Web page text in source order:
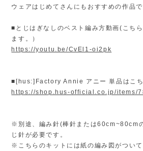
ウェアはじめてさんにもおすすめの作品で
■とじはぎなしのベスト編み方動画(こち
ます。）
https://youtu.be/CvEl1-oi2pk
■[hus:]Factory Annie アニー 単品はこち
https://shop.hus-official.co.jp/items/
※別途、編み針(棒針または60cm~80cm
じ針が必要です。
※こちらのキットには紙の編み図がついて